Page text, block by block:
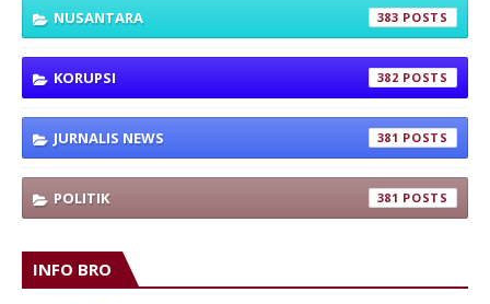
NUSANTARA 383
KORUPSI 382
JURNALIS NEWS 381
POLITIK 381
INFO BRO